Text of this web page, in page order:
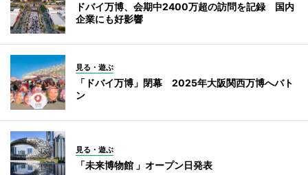
ドバイ万博、会期中2400万超の訪問を記録 国内
企業にも好影響
見る・遊ぶ
「ドバイ万博」閉幕 2025年大阪関西万博へバト
ン
見る・遊ぶ
「未来博物館 」オープン日発表